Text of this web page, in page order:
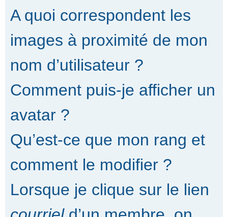
A quoi correspondent les
images à proximité de mon
nom d’utilisateur ?
Comment puis-je afficher un
avatar ?
Qu’est-ce que mon rang et
comment le modifier ?
Lorsque je clique sur le lien